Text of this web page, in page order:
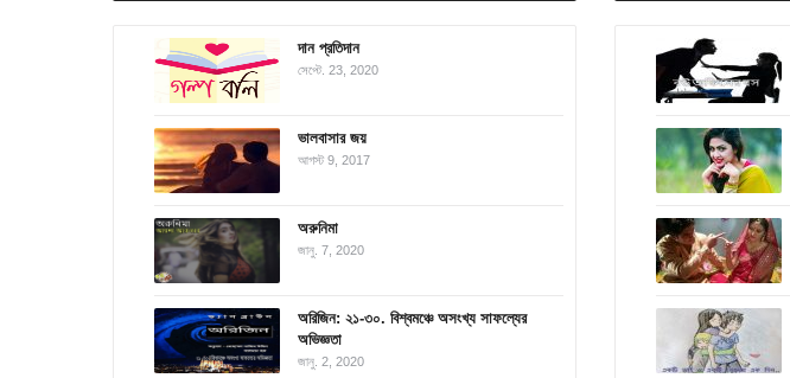
দান প্রতিদান
সেপ্টে. 23, 2020
ভালবাসার জয়
আগস্ট 9, 2017
অরুনিমা
জানু. 7, 2020
অরিজিন: ২১-৩০. বিশ্বমঞ্চে অসংখ্য সাফল্যের
অভিজ্ঞতা
জানু. 2, 2020